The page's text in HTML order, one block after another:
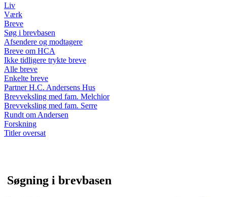
Liv
Værk
Breve
Søg i brevbasen
Afsendere og modtagere
Breve om HCA
Ikke tidligere trykte breve
Alle breve
Enkelte breve
Partner H.C. Andersens Hus
Brevveksling med fam. Melchior
Brevveksling med fam. Serre
Rundt om Andersen
Forskning
Titler oversat
Søgning i brevbasen